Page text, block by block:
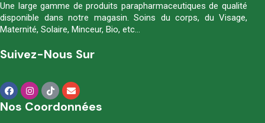
Une large gamme de produits parapharmaceutiques de qualité
disponible dans notre magasin. Soins du corps, du Visage,
Maternité, Solaire, Minceur, Bio, etc…
Suivez-Nous Sur
Nos Coordonnées